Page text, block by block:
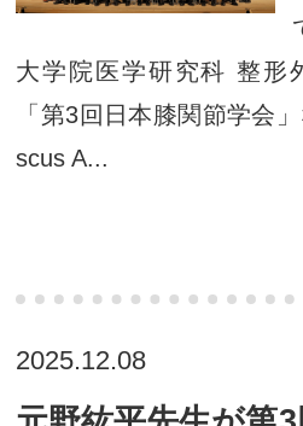
大学院医学研究科 整形
「第3回日本膝関節学会
scus A...
2025.12.08